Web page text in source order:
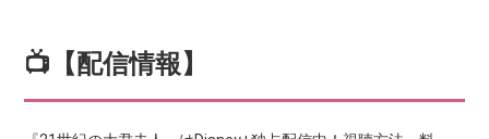
📺【配信情報】